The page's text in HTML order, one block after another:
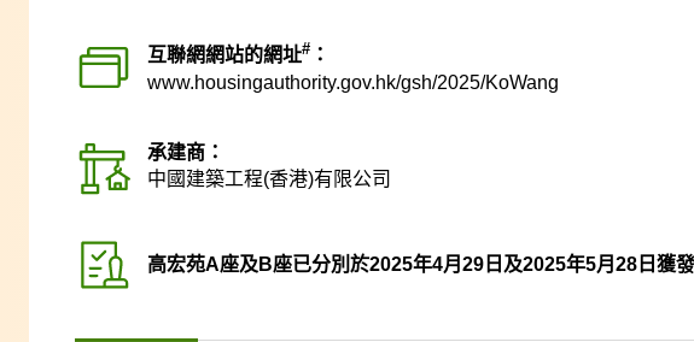
互聯網網站的網址# ：
www.housingauthority.gov.hk/gsh/2025/KoWang
承建商：
中國建築工程(香港)有限公司
高宏苑A座及B座已分別於2025年4月29日及2025年5月28日獲